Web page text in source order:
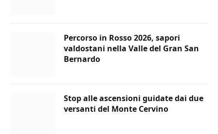
Percorso in Rosso 2026, sapori
valdostani nella Valle del Gran San
Bernardo
Stop alle ascensioni guidate dai due
versanti del Monte Cervino